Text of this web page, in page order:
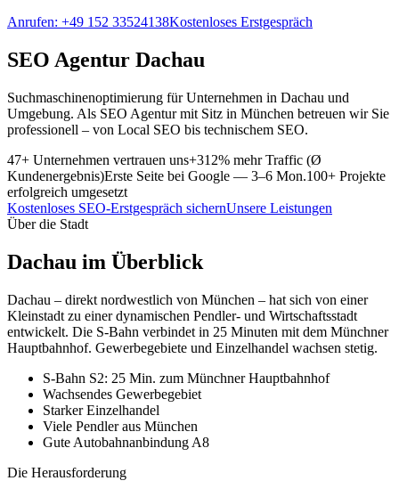
Anrufen: +49 152 33524138Kostenloses Erstgespräch
SEO Agentur Dachau
Suchmaschinenoptimierung für Unternehmen in Dachau und
Umgebung. Als SEO Agentur mit Sitz in München betreuen wir Sie
professionell – von Local SEO bis technischem SEO.
47+ Unternehmen vertrauen uns+312% mehr Traffic (Ø
Kundenergebnis)Erste Seite bei Google — 3–6 Mon.100+ Projekte
erfolgreich umgesetzt
Kostenloses SEO-Erstgespräch sichernUnsere Leistungen
Über die Stadt
Dachau im Überblick
Dachau – direkt nordwestlich von München – hat sich von einer
Kleinstadt zu einer dynamischen Pendler- und Wirtschaftsstadt
entwickelt. Die S-Bahn verbindet in 25 Minuten mit dem Münchner
Hauptbahnhof. Gewerbegebiete und Einzelhandel wachsen stetig.
S-Bahn S2: 25 Min. zum Münchner Hauptbahnhof
Wachsendes Gewerbegebiet
Starker Einzelhandel
Viele Pendler aus München
Gute Autobahnanbindung A8
Die Herausforderung